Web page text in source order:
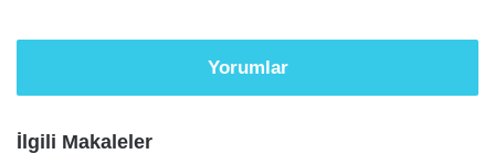
Yorumlar
İlgili Makaleler